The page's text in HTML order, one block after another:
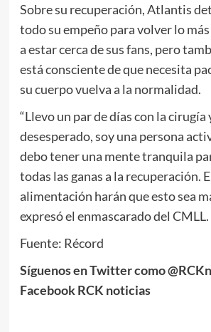
Sobre su recuperación, Atlantis
todo su empeño para volver lo
a estar cerca de sus fans, pero
está consciente de que necesita
su cuerpo vuelva a la normalidad.
“Llevo un par de días con la cirugía
desesperado, soy una persona
debo tener una mente tranquila
todas las ganas a la recuperación.
alimentación harán que esto sea
expresó el enmascarado del CMLL.
Fuente: Récord
Síguenos en Twitter como
Facebook RCK noticias